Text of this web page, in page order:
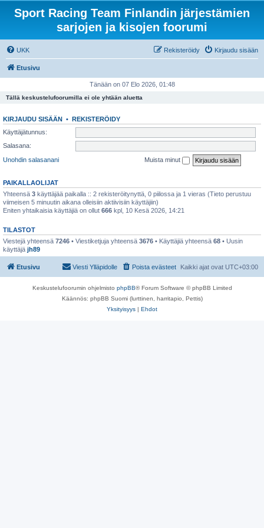
Sport Racing Team Finlandin järjestämien
sarjojen ja kisojen foorumi
UKK Kirjaudu sisään
Rekisteröidy
Etusivu
Tänään on 07 Elo 2026, 01:48
Tällä keskustelufoorumilla ei ole yhtään aluetta
KIRJAUDU SISÄÄN • REKISTERÖIDY
Käyttäjätunnus:
Salasana:
Unohdin salasanani
Muista minut
PAIKALLAOLIJAT
Yhteensä 3 käyttäjää paikalla :: 2 rekisteröitynyttä, 0 piilossa ja 1 vieras (Tieto perustuu
viimeisen 5 minuutin aikana olleisiin aktiivisiin käyttäjiin)
Eniten yhtaikaisia käyttäjiä on ollut 666 kpl, 10 Kesä 2026, 14:21
TILASTOT
Viestejä yhteensä 7246 • Viestiketjuja yhteensä 3676 • Käyttäjiä yhteensä 68 • Uusin
käyttäjä jh89
Etusivu Kaikki ajat ovat UTC+03:00
Poista evästeet
Viesti Ylläpidolle
Keskustelufoorumin ohjelmisto phpBB® Forum Software © phpBB Limited
Käännös: phpBB Suomi (lurttinen, harritapio, Pettis)
Yksityisyys | Ehdot